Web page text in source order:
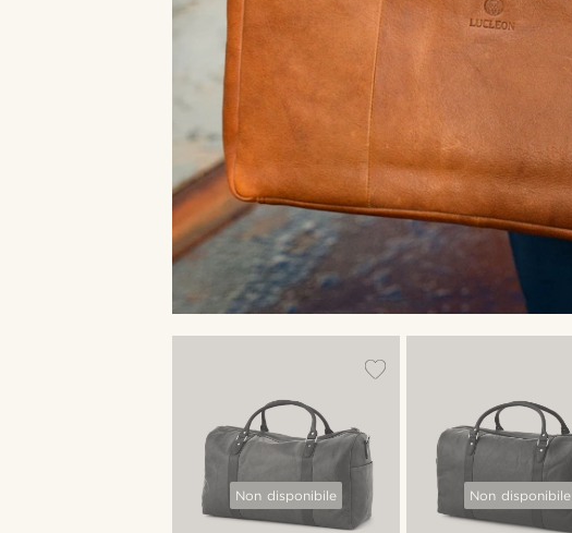
Non disponibile Non disponibile